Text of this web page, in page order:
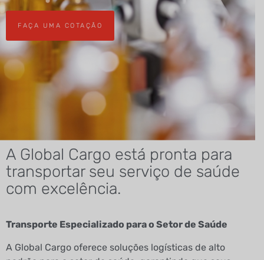
FAÇA UMA COTAÇÃO
A Global Cargo está pronta para
transportar seu serviço de saúde
com excelência.
Transporte Especializado para o Setor de Saúde
A Global Cargo oferece soluções logísticas de alto